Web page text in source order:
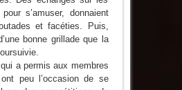
s’amuser, donnaient
et facéties. Puis,
bonne grillade que la
a permis aux membres
peu l’occasion de se